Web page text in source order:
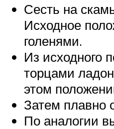
Сесть на
Исходное
голенями.
Из исходного
торцами
этом
Затем плавно
По аналогии